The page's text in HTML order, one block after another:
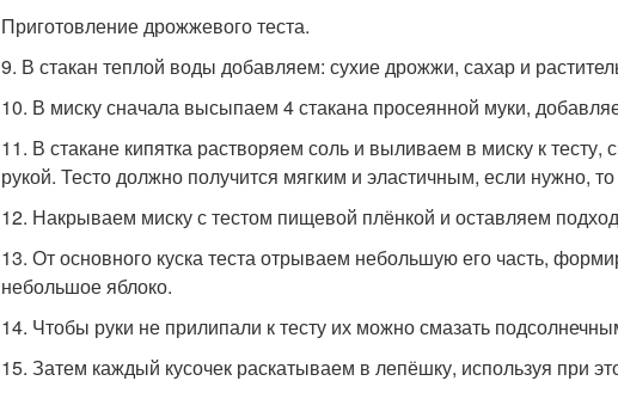
Приготовление дрожжевого теста.
9. В стакан теплой воды добавляем: сухие дрожжи, сахар и
10. В миску сначала высыпаем 4 стакана просеянной муки,
11. В стакане кипятка растворяем соль и выливаем в миску к
рукой. Тесто должно получится мягким и эластичным, если нужно,
12. Накрываем миску с тестом пищевой плёнкой и оставляем
13. От основного куска теста отрываем небольшую его часть,
небольшое яблоко.
14. Чтобы руки не прилипали к тесту их можно смазать
15. Затем каждый кусочек раскатываем в лепёшку, используя при